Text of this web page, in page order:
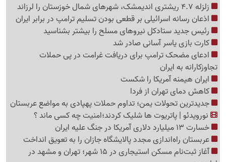
زلزله 4.7 ریشتری اندیمشک، شهرهای شمال خوزستان را لرزاند
اذعان رسانه اسرائیلی بر قطعی بودن تسلیم ترامپ در برابر ایران
رئیس جدید ستادکل نیروهای مسلح را بیشتر بشناسید
کارت بازی یاسر آسانی صادر شد
ادعای مضحک ترامپ برای دریافت غرامت در پی حملات
تجاوزکارانه به ایران
ایران هیمنه آمریکا را شکست
کاهش دمای تهران از فردا
جدیدترین تحولات یمن؛ تداوم حملات پهپادی به مواضع عربستان
نورویدئو | پاتریوت ها شلیک کردند؛امنیت چه کسی ماند ؟
خسارت 13 میلیارد دلاری آمریکا در جنگ علیه ایران
عربستان راه‌اندازی مجدد پالایشگاه جازان را به تعویق انداخت
آغاز ثبت‌نام مسکن استیجاری در 15 شهر؛ تهران و مشهد در